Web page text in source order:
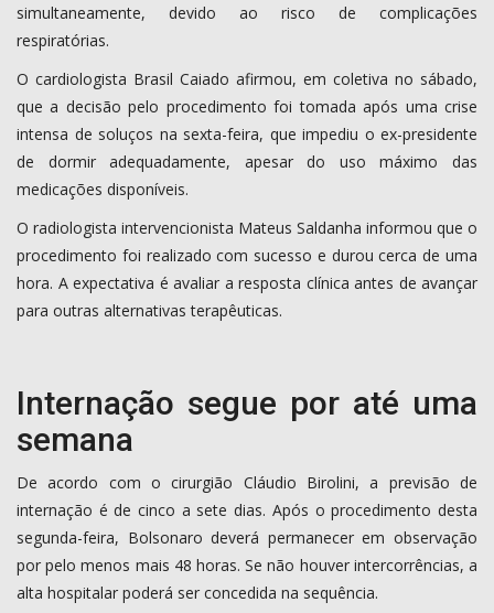
simultaneamente, devido ao risco de complicações
respiratórias.
O cardiologista Brasil Caiado afirmou, em coletiva no sábado,
que a decisão pelo procedimento foi tomada após uma crise
intensa de soluços na sexta-feira, que impediu o ex-presidente
de dormir adequadamente, apesar do uso máximo das
medicações disponíveis.
O radiologista intervencionista Mateus Saldanha informou que o
procedimento foi realizado com sucesso e durou cerca de uma
hora. A expectativa é avaliar a resposta clínica antes de avançar
para outras alternativas terapêuticas.
Internação segue por até uma
semana
De acordo com o cirurgião Cláudio Birolini, a previsão de
internação é de cinco a sete dias. Após o procedimento desta
segunda-feira, Bolsonaro deverá permanecer em observação
por pelo menos mais 48 horas. Se não houver intercorrências, a
alta hospitalar poderá ser concedida na sequência.